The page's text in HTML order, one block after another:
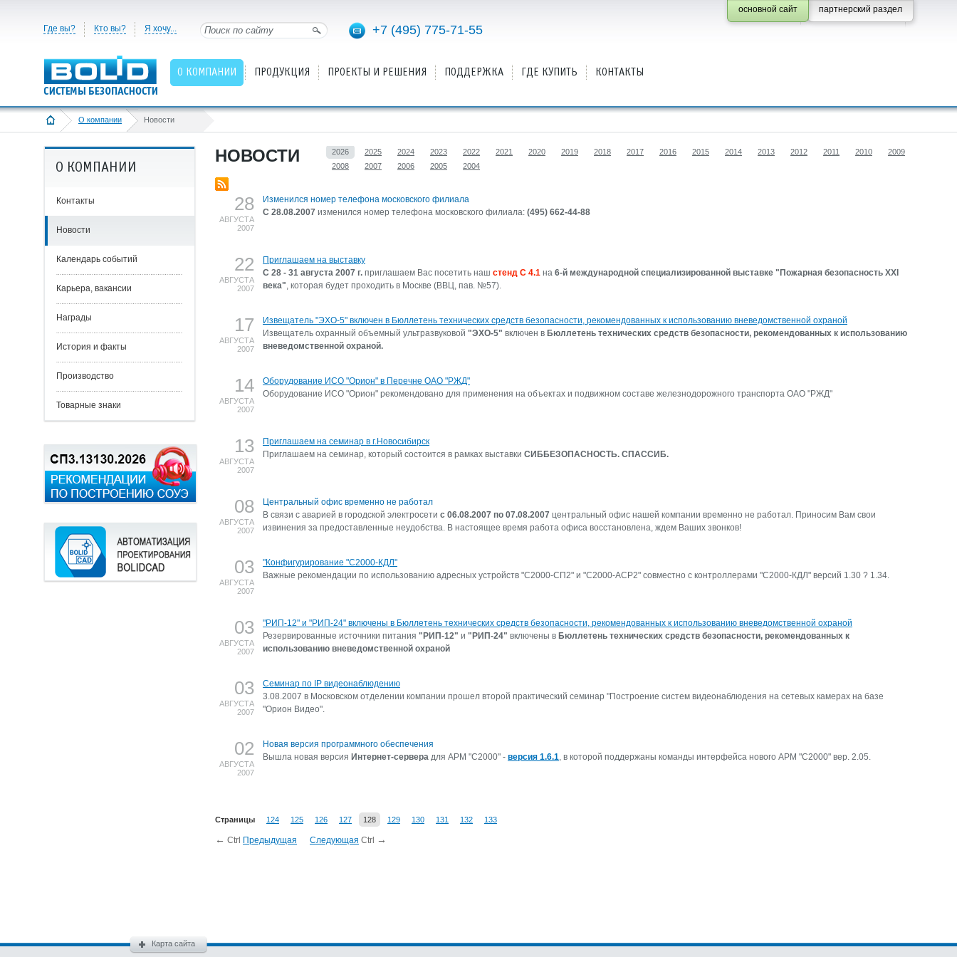
Где вы? Кто вы? Я хочу... +7 (495) 775-71-55
партнерский раздел
основной сайт
О КОМПАНИИ ПРОДУКЦИЯ ПРОЕКТЫ И РЕШЕНИЯ ПОДДЕРЖКА ГДЕ КУПИТЬ КОНТАКТЫ
О компании Новости
О КОМПАНИИ
Контакты
Новости
Календарь событий
Карьера, вакансии
Награды
История и факты
Производство
Товарные знаки
НОВОСТИ 2026 2025 2024 2023 2022 2021 2020 2019 2018 2017 2016 2015 2014 2013 2012 2011 2010
2009
2008
2007 2006 2005 2004
28
АВГУСТА
2007
Изменился номер телефона московского филиала
С 28.08.2007 изменился номер телефона московского филиала: (495) 662-44-88
22
АВГУСТА
2007
Приглашаем на выставку
С 28 - 31 августа 2007 г. приглашаем Вас посетить наш стенд C 4.1 на 6-й международной специализированной выставке "Пожарная безопасность XXI
века", которая будет проходить в Москве (ВВЦ, пав. №57).
17
АВГУСТА
2007
Извещатель "ЭХО-5" включен в Бюллетень технических средств безопасности, рекомендованных к использованию вневедомственной охраной
Извещатель охранный объемный ультразвуковой "ЭХО-5" включен в Бюллетень технических средств безопасности, рекомендованных к использованию
вневедомственной охраной.
14
АВГУСТА
2007
Оборудование ИСО "Орион" в Перечне ОАО "РЖД"
Оборудование ИСО "Орион" рекомендовано для применения на объектах и подвижном составе железнодорожного транспорта ОАО "РЖД"
13
АВГУСТА
2007
Приглашаем на семинар в г.Новосибирск
Приглашаем на семинар, который состоится в рамках выставки СИББЕЗОПАСНОСТЬ. СПАССИБ.
08
АВГУСТА
2007
Центральный офис временно не работал
В связи с аварией в городской электросети с 06.08.2007 по 07.08.2007 центральный офис нашей компании временно не работал. Приносим Вам свои
извинения за предоставленные неудобства. В настоящее время работа офиса восстановлена, ждем Ваших звонков!
03
АВГУСТА
2007
"Конфигурирование "С2000-КДЛ"
Важные рекомендации по использованию адресных устройств "С2000-СП2" и "С2000-АСР2" совместно с контроллерами "С2000-КДЛ" версий 1.30 ? 1.34.
03
АВГУСТА
2007
"РИП-12" и "РИП-24" включены в Бюллетень технических средств безопасности, рекомендованных к использованию вневедомственной охраной
Резервированные источники питания "РИП-12" и "РИП-24" включены в Бюллетень технических средств безопасности, рекомендованных к
использованию вневедомственной охраной
03
АВГУСТА
2007
Семинар по IP видеонаблюдению
3.08.2007 в Московском отделении компании прошел второй практический семинар "Построение систем видеонаблюдения на сетевых камерах на базе
"Орион Видео".
02
АВГУСТА
2007
Новая версия программного обеспечения
Вышла новая версия Интернет-сервера для АРМ "С2000" - версия 1.6.1, в которой поддержаны команды интерфейса нового АРМ "С2000" вер. 2.05.
Страницы 124 125 126 127 128 129 130 131 132 133
← Ctrl Предыдущая Следующая Ctrl →
Карта сайта